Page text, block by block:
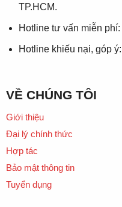
TP.HCM.
Hotline tư vấn miễn phí:
Hotline khiếu nại, góp ý:
VỀ CHÚNG TÔI
Giới thiệu
Đại lý chính thức
Hợp tác
Bảo mật thông tin
Tuyển dụng